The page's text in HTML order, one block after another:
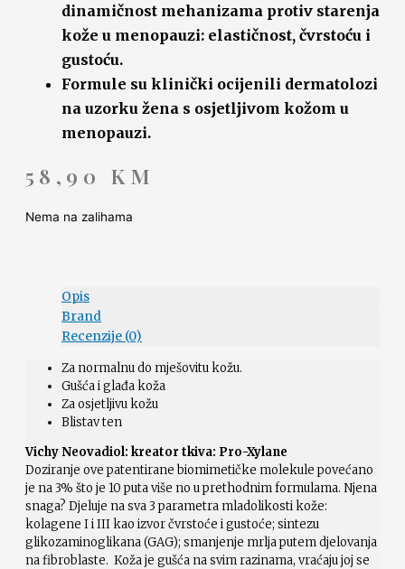
dinamičnost mehanizama protiv starenja
kože u menopauzi: elastičnost, čvrstoću i
gustoću.
Formule su klinički ocijenili dermatolozi
na uzorku žena s osjetljivom kožom u
menopauzi.
58,90 KM
Nema na zalihama
Opis
Brand
Recenzije (0)
Za normalnu do mješovitu kožu.
Gušća i glađa koža
Za osjetljivu kožu
Blistav ten
Vichy Neovadiol: kreator tkiva: Pro-Xylane
Doziranje ove patentirane biomimetičke molekule povećano
je na 3% što je 10 puta više no u prethodnim formulama. Njena
snaga? Djeluje na sva 3 parametra mladolikosti kože:
kolagene I i III kao izvor čvrstoće i gustoće; sintezu
glikozaminoglikana (GAG); smanjenje mrlja putem djelovanja
na fibroblaste. Koža je gušća na svim razinama, vraćaju joj se